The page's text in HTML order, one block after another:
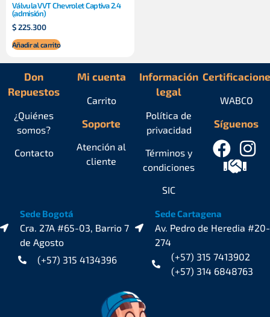
Válvula VVT Chevrolet Captiva 2.4
(admisión)
$225.300
Añadir al carrito
Don
Repuestos
¿Quiénes
somos?
Contacto
Mi cuenta
Carrito
Soporte
Atención al
cliente
Información
legal
Política de
privacidad
Términos y
condiciones
SIC
Síguenos
WABCO
Sede Bogotá
Cra. 27A #65-03, Barrio 7
de Agosto
(+57) 315 4134396
Sede Cartagena
Av. Pedro de Heredia #20-
274
(+57) 315 7413902
(+57) 314 6848763